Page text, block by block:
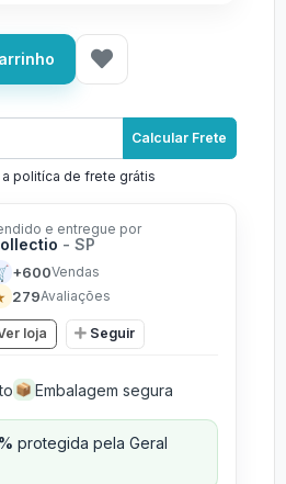
Calcular Frete
politíca de frete grátis
e entregue por
- SP
+600Vendas
279Avaliações
loja Seguir
📦 Embalagem segura
protegida pela Geral